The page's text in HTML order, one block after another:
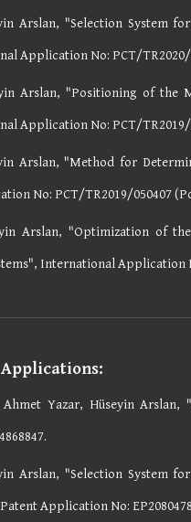
Arslan, "Selection System
Application No: PCT/TR2020/
Arslan, "Positioning of the
Application No: PCT/TR2019/
Arslan, "Method for
No: PCT/TR2019/050407
Arslan, "Optimization of
International Application
Yazar, Hüseyin
.
Arslan, "Selection System
Application No: EP